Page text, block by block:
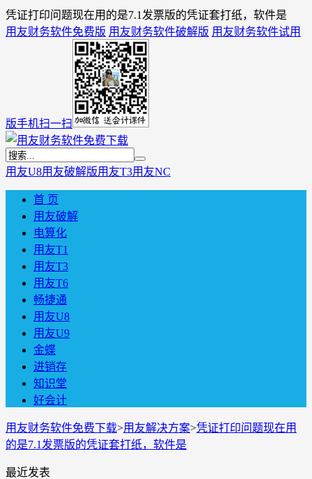
凭证打印问题现在用的是7.1发票版的凭证套打纸，软件是
用友财务软件免费版 用友财务软件破解版 用友财务软件试用
版手机扫一扫
用友U8用友破解版用友T3用友NC
首 页
用友破解
电算化
用友T1
用友T3
用友T6
畅捷通
用友U8
用友U9
金蝶
进销存
知识堂
好会计
用友财务软件免费下载>用友解决方案>凭证打印问题现在用
的是7.1发票版的凭证套打纸，软件是
最近发表